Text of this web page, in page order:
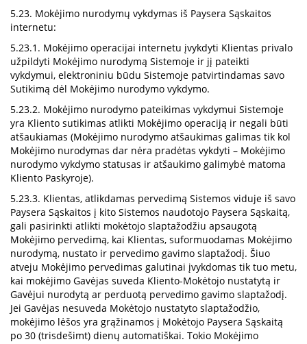
5.23. Mokėjimo nurodymų vykdymas iš Paysera Sąskaitos
internetu:
5.23.1. Mokėjimo operacijai internetu įvykdyti Klientas privalo
užpildyti Mokėjimo nurodymą Sistemoje ir jį pateikti
vykdymui, elektroniniu būdu Sistemoje patvirtindamas savo
Sutikimą dėl Mokėjimo nurodymo vykdymo.
5.23.2. Mokėjimo nurodymo pateikimas vykdymui Sistemoje
yra Kliento sutikimas atlikti Mokėjimo operaciją ir negali būti
atšaukiamas (Mokėjimo nurodymo atšaukimas galimas tik kol
Mokėjimo nurodymas dar nėra pradėtas vykdyti – Mokėjimo
nurodymo vykdymo statusas ir atšaukimo galimybė matoma
Kliento Paskyroje).
5.23.3. Klientas, atlikdamas pervedimą Sistemos viduje iš savo
Paysera Sąskaitos į kito Sistemos naudotojo Paysera Sąskaitą,
gali pasirinkti atlikti mokėtojo slaptažodžiu apsaugotą
Mokėjimo pervedimą, kai Klientas, suformuodamas Mokėjimo
nurodymą, nustato ir pervedimo gavimo slaptažodį. Šiuo
atveju Mokėjimo pervedimas galutinai įvykdomas tik tuo metu,
kai mokėjimo Gavėjas suveda Kliento-Mokėtojo nustatytą ir
Gavėjui nurodytą ar perduotą pervedimo gavimo slaptažodį.
Jei Gavėjas nesuveda Mokėtojo nustatyto slaptažodžio,
mokėjimo lėšos yra grąžinamos į Mokėtojo Paysera Sąskaitą
po 30 (trisdešimt) dienų automatiškai. Tokio Mokėjimo